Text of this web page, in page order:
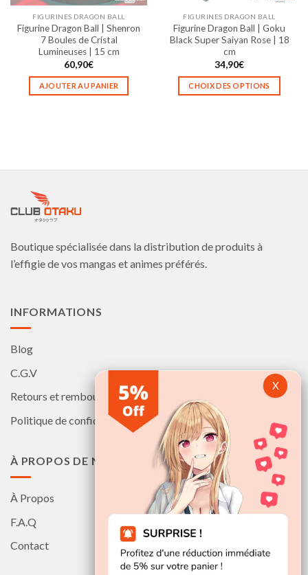
la
page
du
produit
page
du
produit
FIGURINES DRAGON BALL
Figurine Dragon Ball | Shenron
7 Boules de Cristal
Lumineuses | 15 cm
60,90€
AJOUTER AU PANIER
FIGURINES DRAGON BALL
Figurine Dragon Ball | Goku
Black Super Saiyan Rose | 18
cm
34,90€
CHOIX DES OPTIONS
sur
Boutique spécialisée dans la distribution de produits à
l’effigie de vos mangas et animes préférés.
INFORMATIONS
Blog
C.G.V
Retours et remboursements
Politique de confidentialité
À PROPOS DE NOUS
À Propos
F.A.Q
Contact